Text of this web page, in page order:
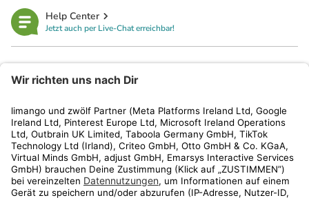
Help Center
Jetzt auch per Live-Chat erreichbar!
Kundenservice
Shop
Aktionen